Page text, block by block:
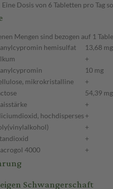
Dosis von 6 Tabletten pro Tag
Mengen sind bezogen auf 1
hemisulfat
13,68 mg
+
10 mg
mikrokristalline
+
54,39 mg
+
hochdisperses +
+
+
4000 +
Schwangerschaft